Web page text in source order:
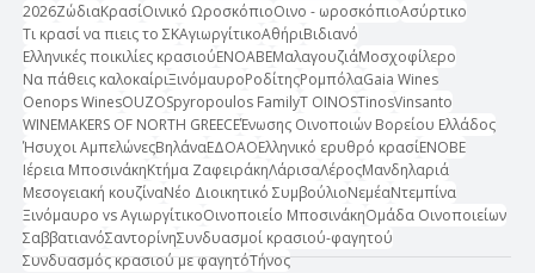
2026ΖώδιαΚρασίΟινικό ΩροσκόπιοΟινο - ωροσκόπιοΑσύρτικο
Τι κρασί να πιεις το ΣΚΑγιωργίτικοΑθήριΒιδιανό
Ελληνικές ποικιλίες κρασιούΕΝΟΑΒΕΜαλαγουζιάΜοσχοφίλερο
Να πάθεις καλοκαίριΞινόμαυροΡοδίτηςΡομπόλαGaia Wines
Oenops WinesOUZOSpyropoulos FamilyT OINOSTinosVinsanto
WINEMAKERS OF NORTH GREECEΈνωσης Οινοποιών Βορείου Ελλάδος
Ήσυχοι ΑμπελώνεςΒηλάναΕΔΟΑΟΕλληνικό ερυθρό κρασίΕΝΟΒΕ
Ιέρεια ΜποσινάκηΚτήμα ΖαφειράκηΛάρισαΛέροςΜανδηλαριά
Μεσογειακή κουζίναΝέο Διοικητικό ΣυμβούλιοΝεμέαΝτεμπίνα
Ξινόμαυρο vs ΑγιωργίτικοΟινοποιείο ΜποσινάκηΟμάδα Οινοποιείων
ΣαββατιανόΣαντορίνηΣυνδυασμοί κρασιού-φαγητού
Συνδυασμός κρασιού με φαγητόΤήνος